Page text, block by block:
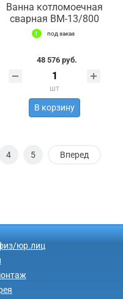
Ванна котломоечная
сварная ВМ-13/800
под заказ
48 576 руб.
шт
В корзину
4 5 Вперед
юр.лиц